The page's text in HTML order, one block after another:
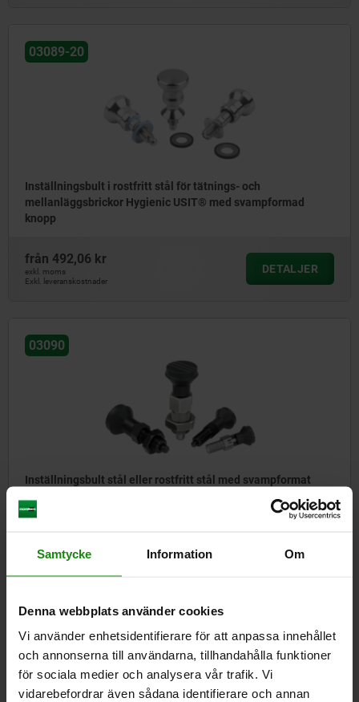
Samtycke Information Om
Denna webbplats använder cookies
Vi använder enhetsidentifierare för att anpassa innehållet
och annonserna till användarna, tillhandahålla funktioner
för sociala medier och analysera vår trafik. Vi
vidarebefordrar även sådana identifierare och annan
03089-20
Inställningsbult i rostfritt stål för tätnings- och
mellanläggsbrickor Hygienic USIT® med svampformad
knopp
från 492,06 kr
exkl. moms
Exkl. leveranskostnader
DETALJER
03090
Inställningsbult stål eller rostfritt stål med svampformat
från72,85 kr
Exkl. leveranskostnader
DETALJER
03090